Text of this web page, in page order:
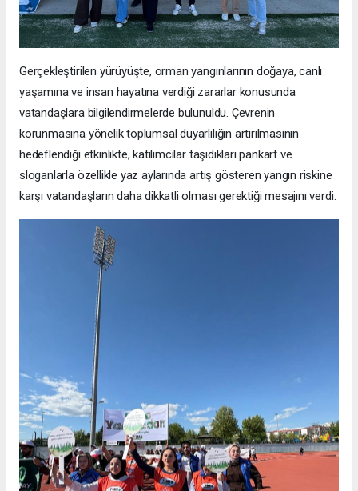
Gerçekleştirilen yürüyüşte, orman yangınlarının doğaya, canlı
yaşamına ve insan hayatına verdiği zararlar konusunda
vatandaşlara bilgilendirmelerde bulunuldu. Çevrenin
korunmasına yönelik toplumsal duyarlılığın artırılmasının
hedeflendiği etkinlikte, katılımcılar taşıdıkları pankart ve
sloganlarla özellikle yaz aylarında artış gösteren yangın riskine
karşı vatandaşların daha dikkatli olması gerektiği mesajını verdi.